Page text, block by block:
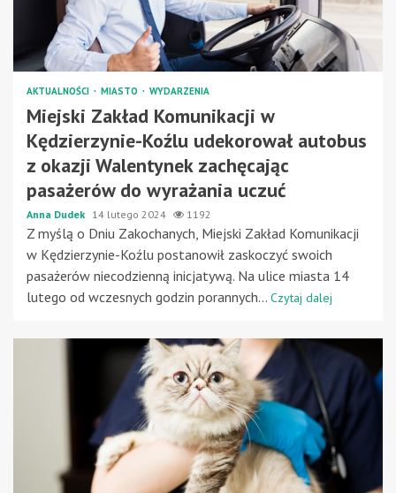
AKTUALNOŚCI MIASTO WYDARZENIA
Miejski Zakład Komunikacji w
Kędzierzynie-Koźlu udekorował autobus
z okazji Walentynek zachęcając
pasażerów do wyrażania uczuć
Anna Dudek 14 lutego 2024 1192
Z myślą o Dniu Zakochanych, Miejski Zakład Komunikacji
w Kędzierzynie-Koźlu postanowił zaskoczyć swoich
pasażerów niecodzienną inicjatywą. Na ulice miasta 14
lutego od wczesnych godzin porannych... Czytaj dalej